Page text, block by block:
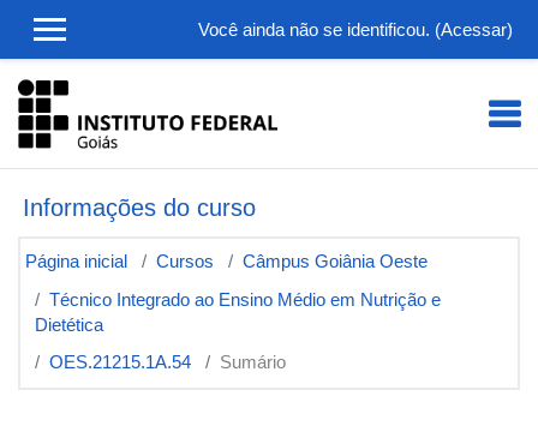
Você ainda não se identificou. (Acessar)
Informações do curso
Página inicial Cursos
Câmpus Goiânia Oeste
Técnico Integrado ao Ensino Médio em Nutrição e
Dietética
OES.21215.1A.54
Sumário